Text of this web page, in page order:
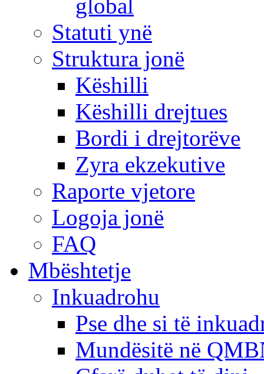
global
Statuti ynë
Struktura jonë
Këshilli
Këshilli drejtues
Bordi i drejtorëve
Zyra ekzekutive
Raporte vjetore
Logoja jonë
FAQ
Mbështetje
Inkuadrohu
Pse dhe si të
Mundësitë në